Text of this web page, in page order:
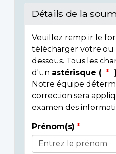
Détails de la
Veuillez remplir le
télécharger votre ou
dessous. Tous les
d'un astérisque ( )
Notre équipe
correction sera
examen des
Donor
Prénom(s)